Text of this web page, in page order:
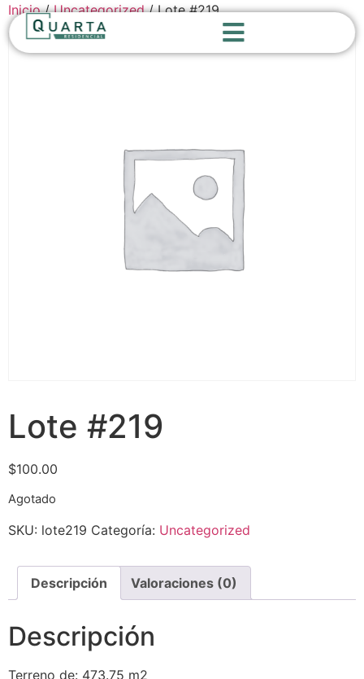
Inicio/Uncategorized/ Lote #219
Lote #219
$100.00
Agotado
SKU: lote219 Categoría: Uncategorized
Descripción Valoraciones (0)
Descripción
Terreno de: 473.75 m2